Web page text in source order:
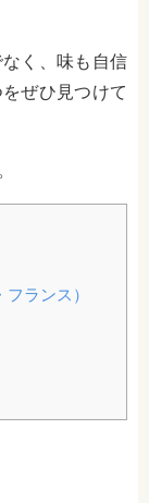
く、味も自信
ぜひ見つけて
ランス）